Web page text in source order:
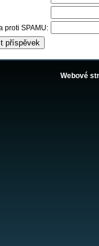
proti SPAMU:
Webové